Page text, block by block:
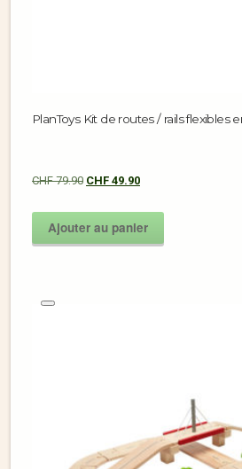
PlanToys Kit de routes / rails flexibles
CHF79.90 CHF 49.90
Ajouter au panier